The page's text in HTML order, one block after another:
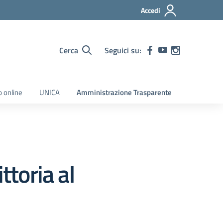
Accedi
Cerca Seguici su:
online UNICA Amministrazione Trasparente
al